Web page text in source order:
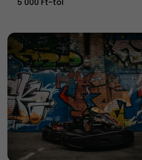
5 000 Ft-tól